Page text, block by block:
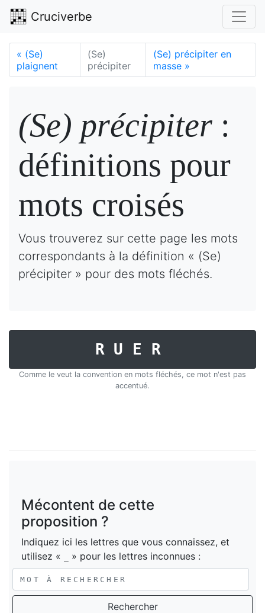
Cruciverbe
« (Se)
plaignent
(Se)
précipiter
(Se) précipiter en
masse »
(Se) précipiter :
définitions pour
mots croisés
Vous trouverez sur cette page les mots
correspondants à la définition « (Se)
précipiter » pour des mots fléchés.
RUER
Comme le veut la convention en mots fléchés, ce mot n'est pas
accentué.
Mécontent de cette
proposition ?
Indiquez ici les lettres que vous connaissez, et
utilisez «
» pour les lettres inconnues :
Rechercher